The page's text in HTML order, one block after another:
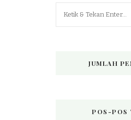
JUMLAH
POS-POS